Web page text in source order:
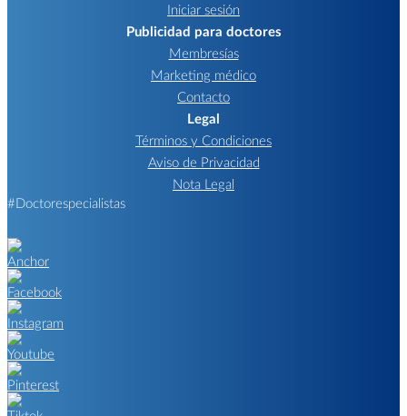
Iniciar sesión
Publicidad para doctores
Membresías
Marketing médico
Contacto
Legal
Términos y Condiciones
Aviso de Privacidad
Nota Legal
#Doctorespecialistas